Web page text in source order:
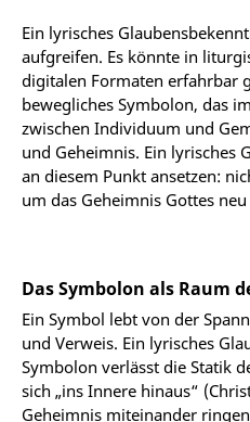
Ein lyrisches
aufgreifen. Es könnte in
digitalen Formaten erfahrbar
bewegliches Symbolon, das
zwischen Individuum und
und Geheimnis. Ein lyrisches
an diesem Punkt ansetzen:
um das Geheimnis Gottes
Das Symbolon als Raum
Ein Symbol lebt von der
und Verweis. Ein lyrisches
Symbolon verlässt die Statik
sich „ins Innere hinaus“
Geheimnis miteinander